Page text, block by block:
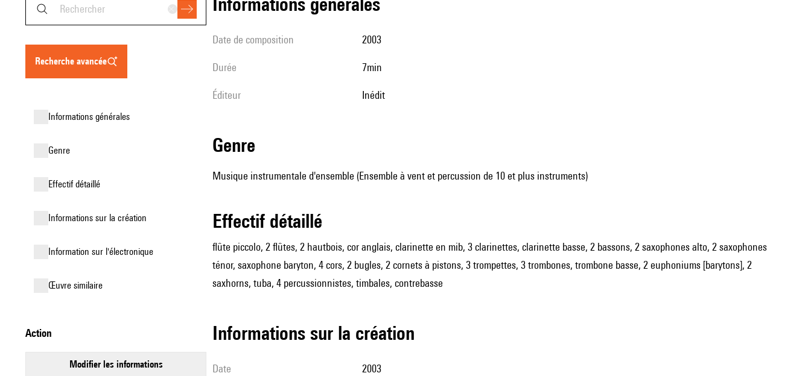
recherche avancée
informations générales
genre
effectif détaillé
informations sur la création
Information sur l'électronique
œuvre similaire
action
modifier les informations
date de composition 2003
durée 7min
éditeur Inédit
genre
Musique instrumentale d'ensemble (Ensemble à vent et percussion de 10 et plus instruments)
effectif détaillé
flûte piccolo, 2 flûtes, 2 hautbois, cor anglais, clarinette en mib, 3 clarinettes, clarinette basse, 2 bassons, 2 saxophones alto, 2 saxophones
ténor, saxophone baryton, 4 cors, 2 bugles, 2 cornets à pistons, 3 trompettes, 3 trombones, trombone basse, 2 euphoniums [barytons], 2
saxhorns, tuba, 4 percussionnistes, timbales, contrebasse
informations sur la création
date 2003